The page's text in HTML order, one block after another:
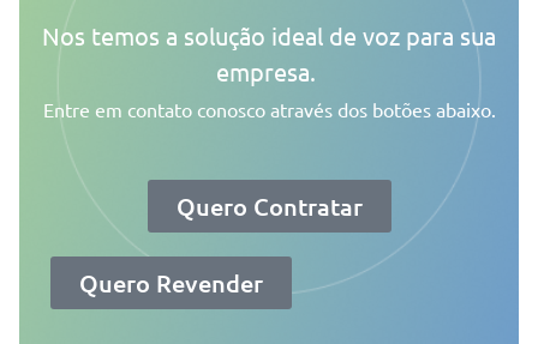
Nos temos a solução ideal de voz para sua
empresa.
Entre em contato conosco através dos botões abaixo.
Quero Contratar
Quero Revender